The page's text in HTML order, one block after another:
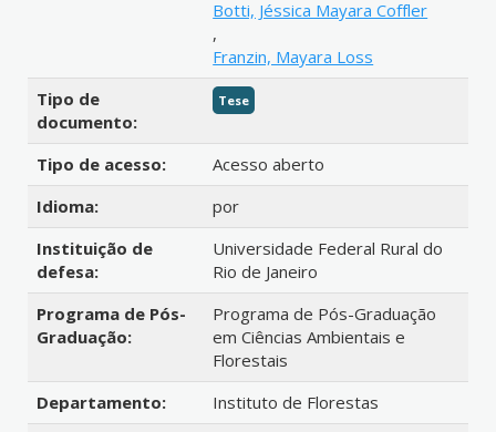
Botti, Jéssica Mayara Coffler
,
Franzin, Mayara Loss
Tipo de
documento:
Tese
Tipo de acesso:
Acesso aberto
Idioma:
por
Instituição de
defesa:
Universidade Federal Rural do
Rio de Janeiro
Programa de Pós-
Graduação:
Programa de Pós-Graduação
em Ciências Ambientais e
Florestais
Departamento:
Instituto de Florestas